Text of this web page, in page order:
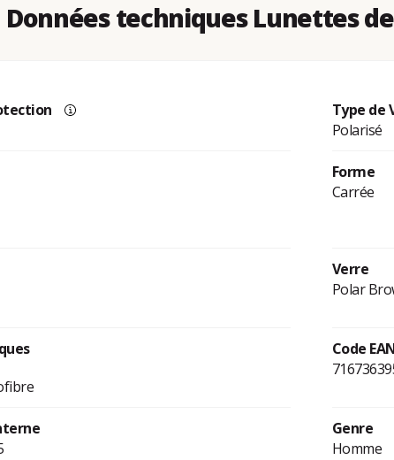
Données techniques Lunettes
Type de
Polarisé
Forme
Carrée
Verre
Polar
Code
Genre
Homme